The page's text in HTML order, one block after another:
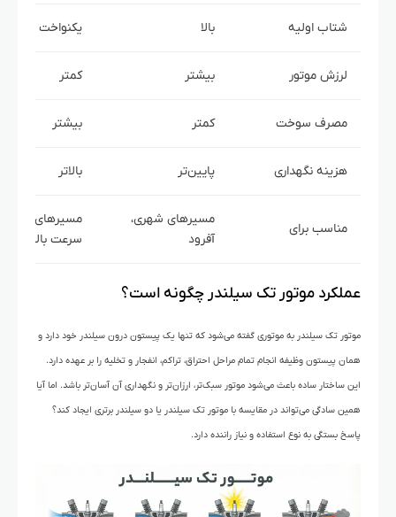
شتاب اولیه بالا یکنواخت
لرزش موتور بیشتر کمتر
مصرف سوخت کمتر بیشتر
هزینه نگهداری پایین‌تر بالاتر
مناسب برای
مسیرهای شهری،
آفرود
مسیرهای
سرعت بالا
عملکرد موتور تک سیلندر چگونه است؟
موتور تک سیلندر به موتوری گفته می‌شود که تنها یک پیستون درون سیلندر خود دارد و
همان پیستون وظیفه انجام تمام مراحل احتراق، تراکم، انفجار و تخلیه را بر عهده دارد.
این ساختار ساده باعث می‌شود موتور سبک‌تر، ارزان‌تر و نگهداری آن آسان‌تر باشد. اما آیا
همین سادگی می‌تواند در مقایسه با موتور تک سیلندر یا دو سیلندر برتری ایجاد کند؟
پاسخ بستگی به نوع استفاده و نیاز راننده دارد.